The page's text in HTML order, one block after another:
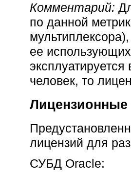
Комментарий:
по данной
ее
человек, то
лицензий для
СУБД Oracle: